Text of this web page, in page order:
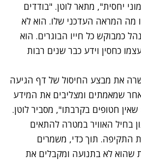
יחסית", מתאר לוטן. "בודדים
מה המראה העדכני שלו. הוא לא
כמבוקש כל חייו הבוגרים. הוא
כחסין וידע כבר שנים רבות
את מבצע החיסול של דף הגיעה
שמאמתים ומצליבים את המידע
חטופים בקרבתו", מסביר לוטן.
בחיל האוויר במטרה להתאים
התקיפה. תוך כדי, משמרים
שהוא לא בתנועה ומקבלים את